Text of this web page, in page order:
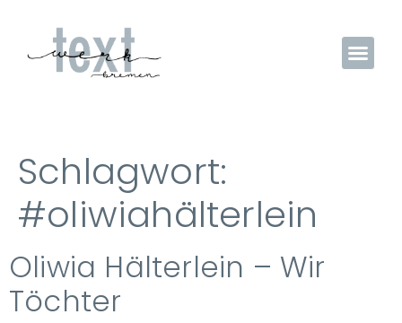
Schlagwort:
#oliwiahälterlein
Oliwia Hälterlein – Wir
Töchter